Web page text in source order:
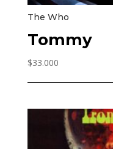
The Who
Tommy
$33.000